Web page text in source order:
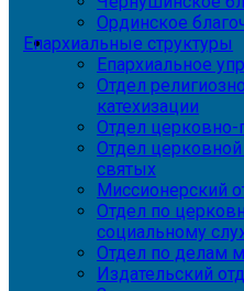
Ординское
Епархиальные структуры
Епархиальное
Отдел
катехизации
Отдел
Отдел
святых
Миссионерский
Отдел по
социальному
Отдел по делам
Издательский